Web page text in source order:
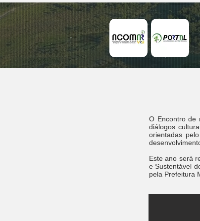
O Encontro de
diálogos
orientadas
Este ano será
e Sustentável
pela Prefeitura